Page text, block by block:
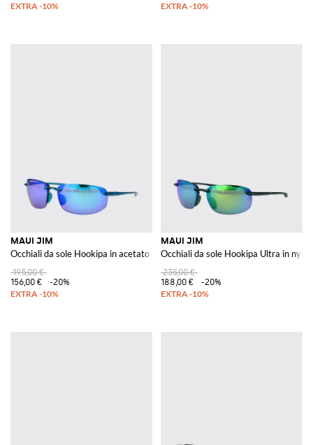
MAUI JIM
Occhiali da sole Hookipa in acetato e nylon
195,00 €
156,00 €
-20%
MAUI JIM
Occhiali da sole Hookipa Ultra in nylon
235,00 €
188,00 €
-20%